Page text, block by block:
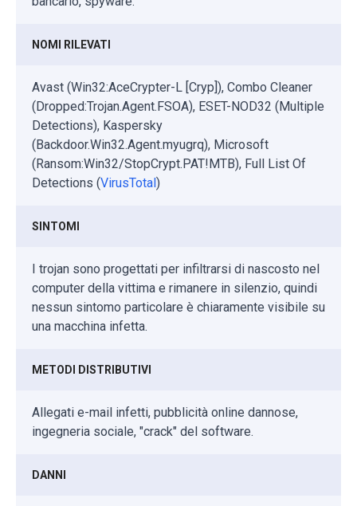
NOMI RILEVATI
Avast (Win32:AceCrypter-L [Cryp]), Combo Cleaner
(Dropped:Trojan.Agent.FSOA), ESET-NOD32 (Multiple
Detections), Kaspersky
(Backdoor.Win32.Agent.myugrq), Microsoft
(Ransom:Win32/StopCrypt.PAT!MTB), Full List Of
Detections (VirusTotal)
SINTOMI
I trojan sono progettati per infiltrarsi di nascosto nel
computer della vittima e rimanere in silenzio, quindi
nessun sintomo particolare è chiaramente visibile su
una macchina infetta.
METODI DISTRIBUTIVI
Allegati e-mail infetti, pubblicità online dannose,
ingegneria sociale, "crack" del software.
DANNI